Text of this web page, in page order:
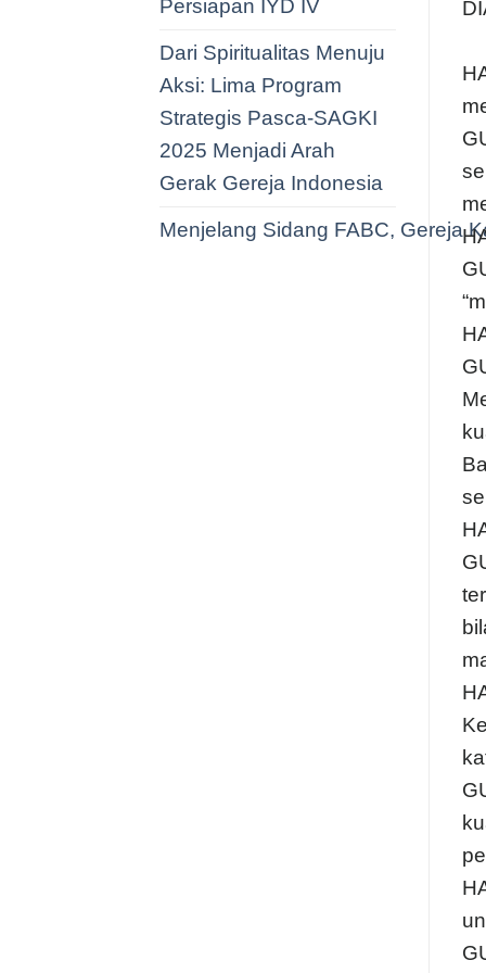
Persiapan IYD IV
Dari Spiritualitas Menuju
Aksi: Lima Program
Strategis Pasca-SAGKI
2025 Menjadi Arah
Gerak Gereja Indonesia
Menjelang Sidang FABC, Gereja